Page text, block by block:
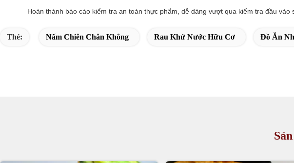
Hoàn thành báo cáo kiểm tra an toàn thực phẩm, dễ dàng vượt qua kiểm tra đầu vào
Thẻ: Nấm Chiên Chân Không Rau Khử Nước Hữu Cơ Đồ Ăn